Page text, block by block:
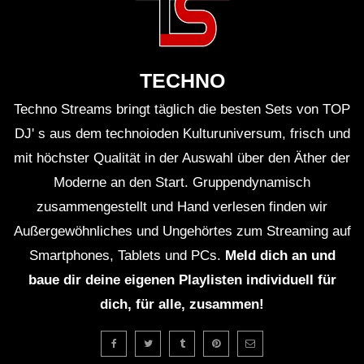
Anja Schneider legt großen Wert auf Vielseitigkeit
Experimente einzugehen.
Ihre Sets sind geprägt von einer einzigartigen
Atmosphäre, die das Publikum in eine andere Welt
entführt.
Anja Schneider ist eine Künstlerin, die mit
Leidenschaft und Hingabe für die elektronische
Musik brennt und dies bei jedem Auftritt spürbar
TECHNO
Techno Streams bringt täglich die besten Sets von TOP
DJ' s aus dem technoioden Kulturuniversum, frisch und
mit höchster Qualität in der Auswahl über den Äther der
Moderne an den Start. Gruppendynamisch
zusammengestellt und Hand verlesen finden wir
Außergewöhnliches und Ungehörtes zum Streaming auf
Smartphones, Tablets und PCs. Meld dich an und
baue dir deine eigenen Playlisten individuell für
dich, für alle, zusammen!